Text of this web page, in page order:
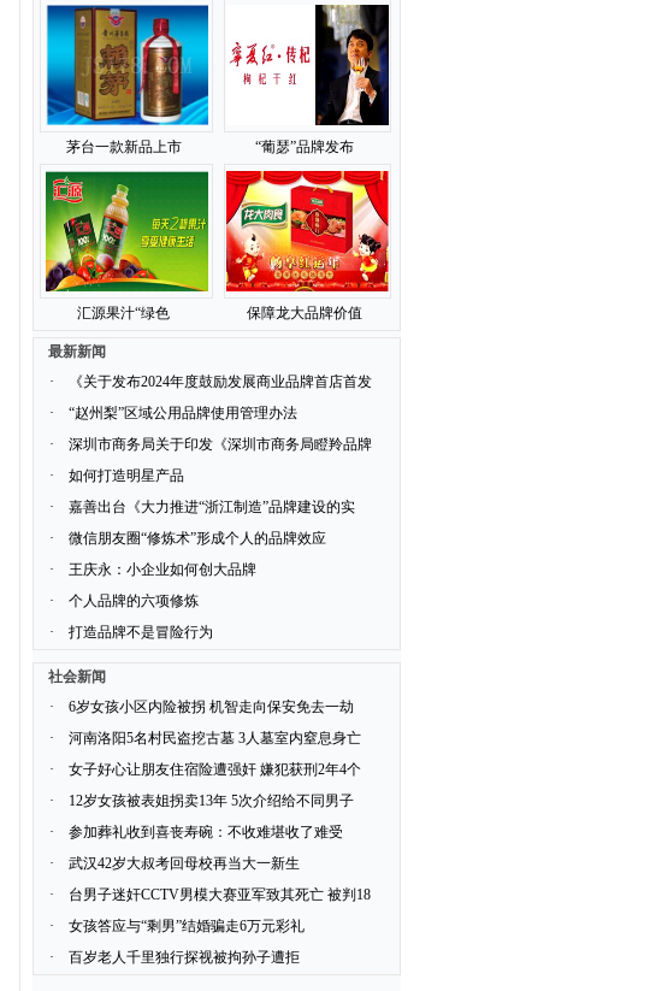
茅台一款新品上市 “葡瑟”品牌发布
汇源果汁“绿色 保障龙大品牌价值
最新新闻
·
《关于发布2024年度鼓励发展商业品牌首店首发
·
“赵州梨”区域公用品牌使用管理办法
·
深圳市商务局关于印发《深圳市商务局瞪羚品牌
·
如何打造明星产品
·
嘉善出台《大力推进“浙江制造”品牌建设的实
·
微信朋友圈“修炼术”形成个人的品牌效应
·
王庆永：小企业如何创大品牌
·
个人品牌的六项修炼
·
打造品牌不是冒险行为
社会新闻
·
6岁女孩小区内险被拐 机智走向保安免去一劫
·
河南洛阳5名村民盗挖古墓 3人墓室内窒息身亡
·
女子好心让朋友住宿险遭强奸 嫌犯获刑2年4个
·
12岁女孩被表姐拐卖13年 5次介绍给不同男子
·
参加葬礼收到喜丧寿碗：不收难堪收了难受
·
武汉42岁大叔考回母校再当大一新生
·
台男子迷奸CCTV男模大赛亚军致其死亡 被判18
·
女孩答应与“剩男”结婚骗走6万元彩礼
·
百岁老人千里独行探视被拘孙子遭拒